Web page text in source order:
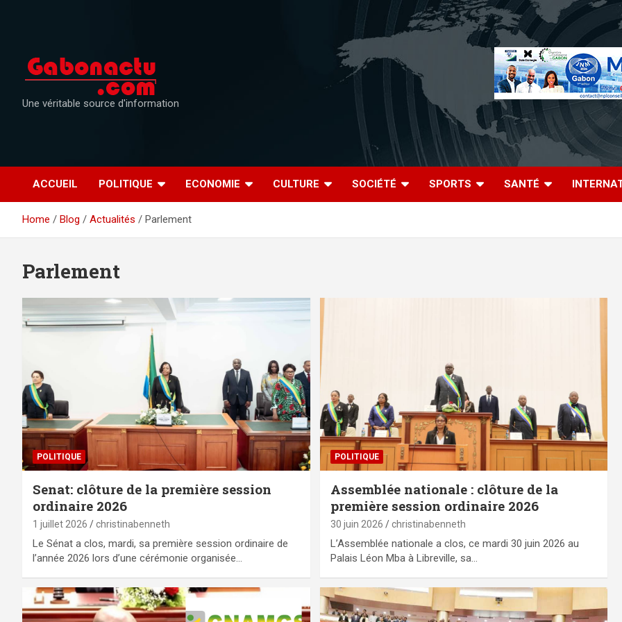
Une véritable source d'information
ACCUEIL POLITIQUE ECONOMIE CULTURE SOCIÉTÉ SPORTS SANTÉ
Home Blog Actualités Parlement
Parlement
POLITIQUE
Senat: clôture de la première session
ordinaire 2026
1 juillet 2026 christinabenneth
Le Sénat a clos, mardi, sa première session ordinaire de
l’année 2026 lors d’une cérémonie organisée…
POLITIQUE
Assemblée nationale : clôture de la
première session ordinaire 2026
30 juin 2026 christinabenneth
L’Assemblée nationale a clos, ce mardi 30 juin 2026 au
Palais Léon Mba à Libreville, sa…